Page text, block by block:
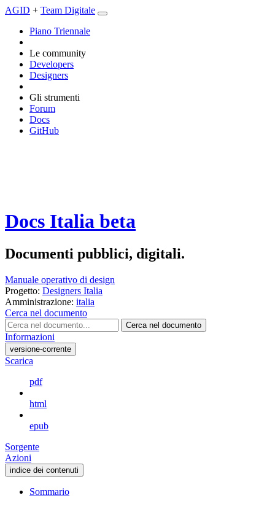
AGID + Team Digitale
Piano Triennale
Le community
Developers
Designers
Gli strumenti
Forum
Docs
GitHub
Docs Italia beta
Documenti pubblici, digitali.
Manuale operativo di design
Progetto: Designers Italia
Amministrazione: italia
Cerca nel documento
Cerca nel documento
Informazioni
versione-corrente
Scarica
pdf
html
epub
Sorgente
Azioni
indice dei contenuti
Sommario